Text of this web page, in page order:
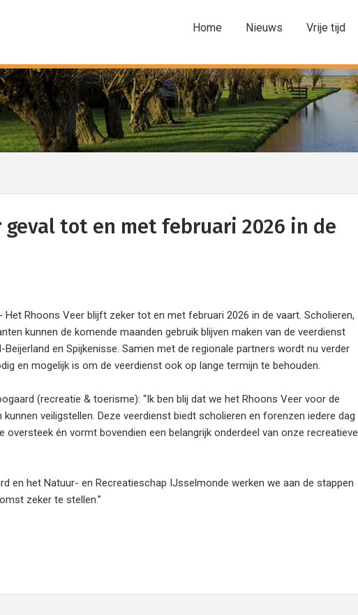
Home Nieuws Vrije tijd
tot en met februari 2026 in de
- Het Rhoons Veer blijft zeker tot en met februari 2026 in de vaart. Scholieren,
kunnen de komende maanden gebruik blijven maken van de veerdienst
Beijerland en Spijkenisse. Samen met de regionale partners wordt nu verder
en mogelijk is om de veerdienst ook op lange termijn te behouden.
(recreatie & toerisme): “Ik ben blij dat we het Rhoons Veer voor de
kunnen veiligstellen. Deze veerdienst biedt scholieren en forenzen iedere dag
oversteek én vormt bovendien een belangrijk onderdeel van onze recreatieve
en het Natuur- en Recreatieschap IJsselmonde werken we aan de stappen
zeker te stellen.”